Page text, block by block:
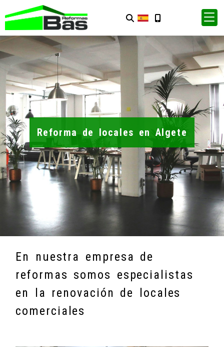
Reforma de locales en Algete
En nuestra empresa de
reformas somos especialistas
en la renovación de locales
comerciales